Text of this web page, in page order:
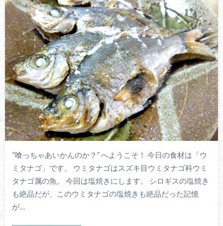
“喰っちゃあいかんのか？” へようこそ！ 今日の食材は「ウ
ミタナゴ」です。 ウミタナゴはスズキ目ウミタナゴ科ウミ
タナゴ属の魚。 今回は塩焼きにします。 シロギスの塩焼き
も絶品だが、このウミタナゴの塩焼きも絶品だった記憶
が…